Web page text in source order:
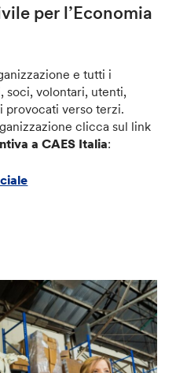
per l’Economia
e tutti i
soci, volontari, utenti,
provocati verso terzi.
clicca sul link
a CAES Italia: